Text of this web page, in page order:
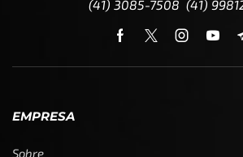
(41) 3085-7508 (41)
EMPRESA
Sobre